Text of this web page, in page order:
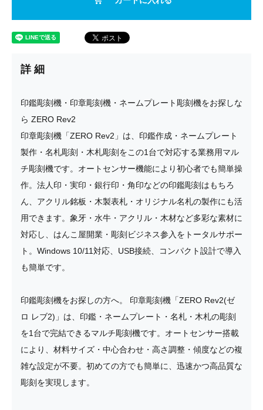
詳細
印鑑彫刻機・印章彫刻機・ネームプレート彫刻機をお探しな
ら ZERO Rev2
印章彫刻機「ZERO Rev2」は、印鑑作成・ネームプレート
製作・名札彫刻・木札彫刻をこの1台で対応する業務用マル
チ彫刻機です。オートセンサー機能により初心者でも簡単操
作。法人印・実印・銀行印・角印などの印鑑彫刻はもちろ
ん、アクリル銘板・木製表札・オリジナル名札の製作にも活
用できます。象牙・水牛・アクリル・木材など多彩な素材に
対応し、はんこ屋開業・彫刻ビジネス参入をトータルサポー
ト。Windows 10/11対応、USB接続、コンパクト設計で導入
も簡単です。
印鑑彫刻機をお探しの方へ。 印章彫刻機「ZERO Rev2(ゼ
ロ レブ2)」は、印鑑・ネームプレート・名札・木札の彫刻
を1台で完結できるマルチ彫刻機です。オートセンサー搭載
により、材料サイズ・中心合わせ・高さ調整・傾度などの複
雑な設定が不要。初めての方でも簡単に、迅速かつ高品質な
彫刻を実現します。